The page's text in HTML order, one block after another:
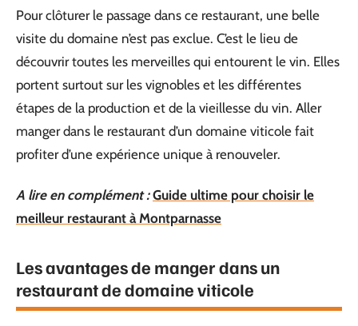
Pour clôturer le passage dans ce restaurant, une belle
visite du domaine n’est pas exclue. C’est le lieu de
découvrir toutes les merveilles qui entourent le vin. Elles
portent surtout sur les vignobles et les différentes
étapes de la production et de la vieillesse du vin. Aller
manger dans le restaurant d’un domaine viticole fait
profiter d’une expérience unique à renouveler.
A lire en complément : Guide ultime pour choisir le
meilleur restaurant à Montparnasse
Les avantages de manger dans un
restaurant de domaine viticole